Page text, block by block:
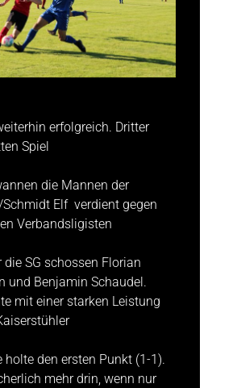
erfolgreich. Dritter
Spiel
die Mannen der
Elf verdient gegen
Verbandsligisten
die SG schossen Florian
und Benjamin Schaudel.
mit einer starken Leistung
holte den ersten Punkt (1-1).
mehr drin, wenn nur